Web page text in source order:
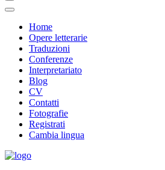
Home
Opere letterarie
Traduzioni
Conferenze
Interpretariato
Blog
CV
Contatti
Fotografie
Registrati
Cambia lingua